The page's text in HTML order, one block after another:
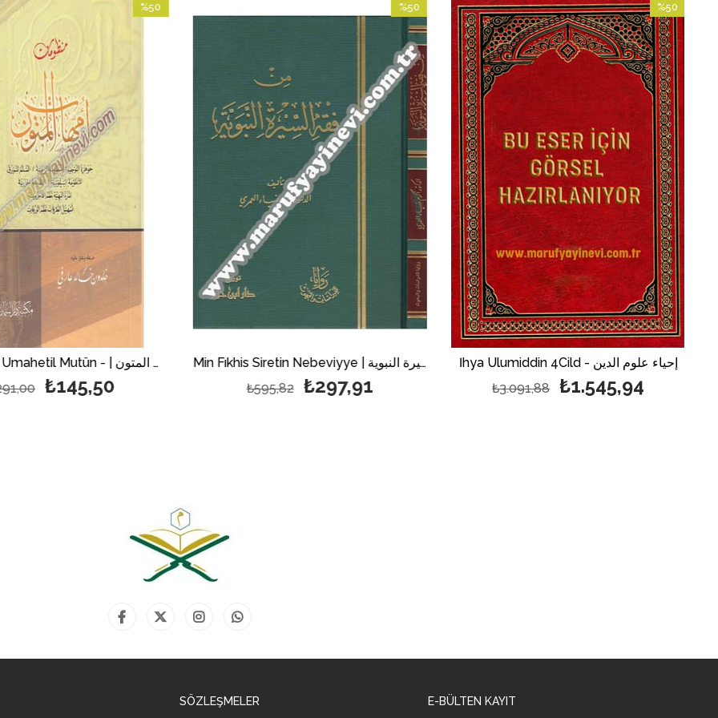
Manzumat Umahetil Mutün - | منظومات أمهات المتون
₺145,50
%50
Min Fıkhis Siretin Nebeviyye | فقه السيرة النبوية
₺297,91
₺595,82
%50
İndirim
%50İndirim
İhya Ulumiddin 4Cild - إحياء علوم الدين
₺1.545,94
₺3.091,88
%50
İndirim
%50İndirim
SÖZLEŞMELER E-BÜLTEN KAYIT